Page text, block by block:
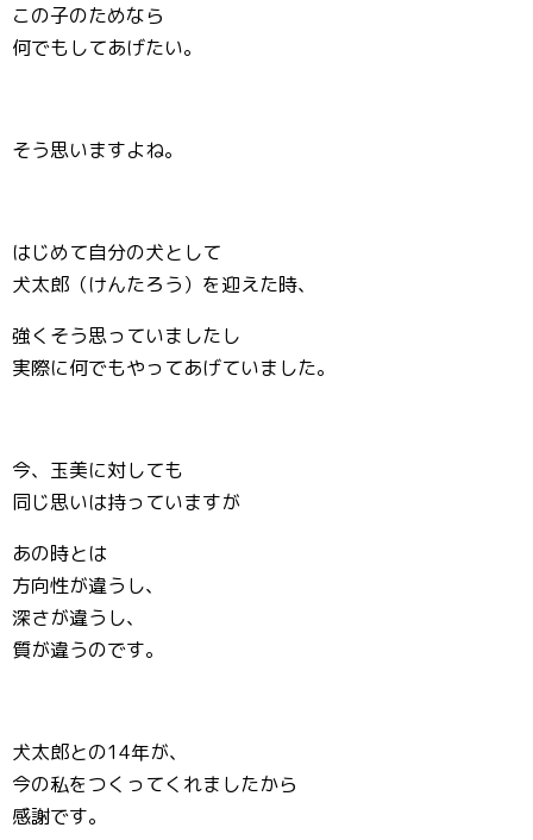
この子のためなら
何でもしてあげたい。
そう思いますよね。
はじめて自分の犬として
犬太郎（けんたろう）を迎えた時、
強くそう思っていましたし
実際に何でもやってあげていました。
今、玉美に対しても
同じ思いは持っていますが
あの時とは
方向性が違うし、
深さが違うし、
質が違うのです。
犬太郎との14年が、
今の私をつくってくれましたから
感謝です。